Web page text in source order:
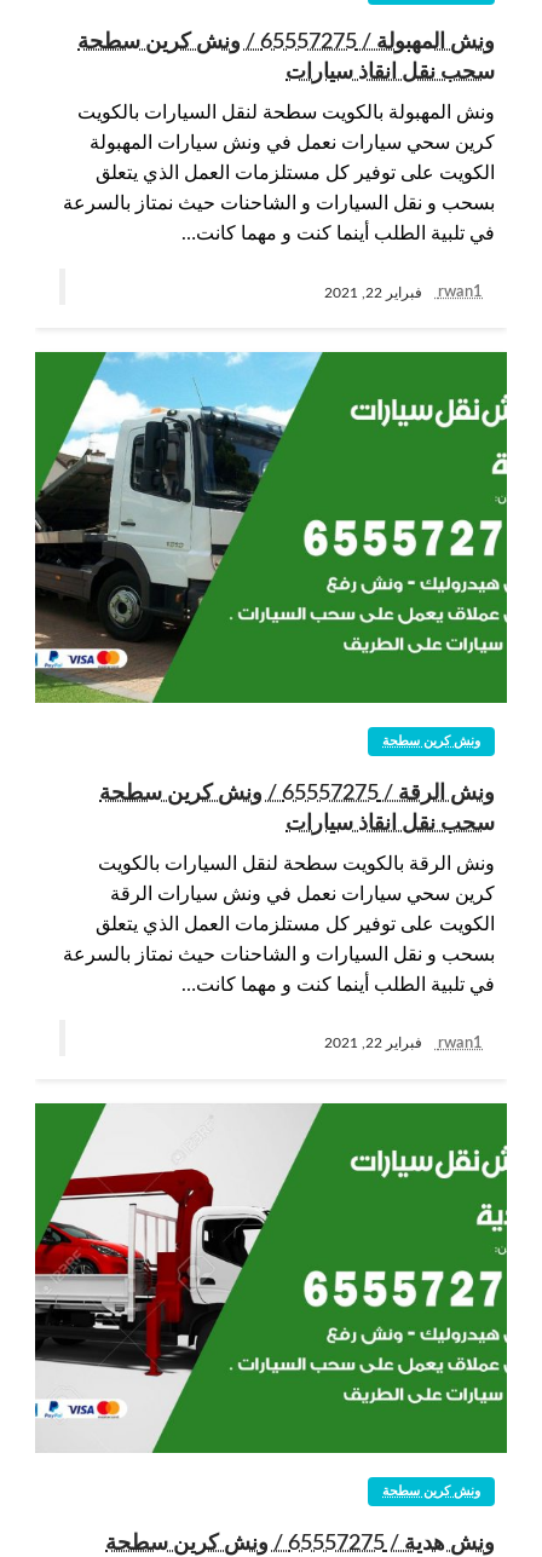
ونش المهبولة / 65557275 / ونش كرين سطحة
سحب نقل انقاذ سيارات
ونش المهبولة بالكويت سطحة لنقل السيارات بالكويت
كرين سحي سيارات نعمل في ونش سيارات المهبولة
الكويت على توفير كل مستلزمات العمل الذي يتعلق
بسحب و نقل السيارات و الشاحنات حيث نمتاز بالسرعة
في تلبية الطلب أينما كنت و مهما كانت…
rwan1 فبراير 22, 2021
ونش كرين سطحة
ونش الرقة / 65557275 / ونش كرين سطحة
سحب نقل انقاذ سيارات
ونش الرقة بالكويت سطحة لنقل السيارات بالكويت
كرين سحي سيارات نعمل في ونش سيارات الرقة
الكويت على توفير كل مستلزمات العمل الذي يتعلق
بسحب و نقل السيارات و الشاحنات حيث نمتاز بالسرعة
في تلبية الطلب أينما كنت و مهما كانت…
rwan1 فبراير 22, 2021
ونش كرين سطحة
ونش هدية / 65557275 / ونش كرين سطحة